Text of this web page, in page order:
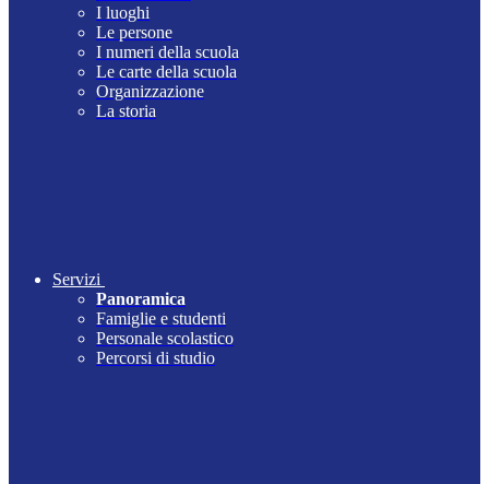
I luoghi
Le persone
I numeri della scuola
Le carte della scuola
Organizzazione
La storia
Servizi
Panoramica
Famiglie e studenti
Personale scolastico
Percorsi di studio